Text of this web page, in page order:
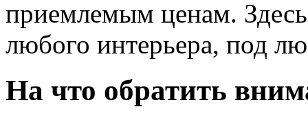
приемлемым ценам.
любого интерьера, под
На что обратить